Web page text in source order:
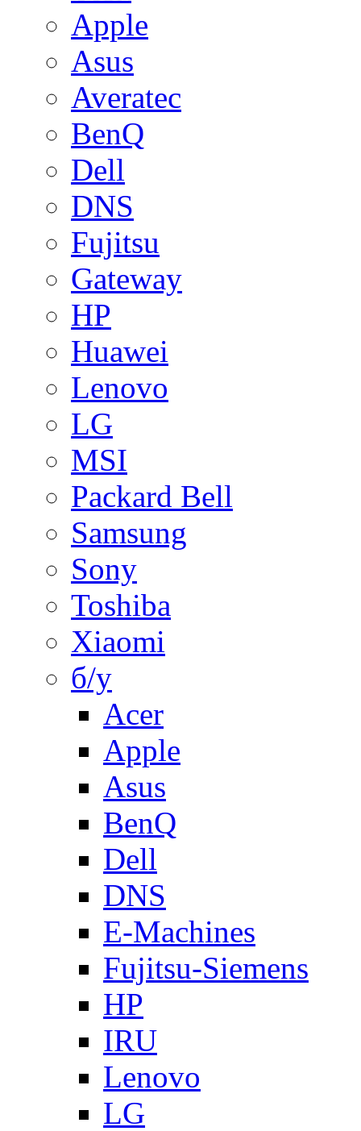
Apple
Asus
Averatec
BenQ
Dell
DNS
Fujitsu
Gateway
HP
Huawei
Lenovo
LG
MSI
Packard Bell
Samsung
Sony
Toshiba
Xiaomi
б/у
Acer
Apple
Asus
BenQ
Dell
DNS
E-Machines
Fujitsu-Siemens
HP
IRU
Lenovo
LG